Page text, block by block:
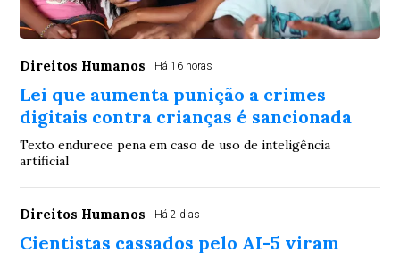
Direitos Humanos Há 16 horas
Lei que aumenta punição a crimes
digitais contra crianças é sancionada
Texto endurece pena em caso de uso de inteligência
artificial
Direitos Humanos Há 2 dias
Cientistas cassados pelo AI-5 viram